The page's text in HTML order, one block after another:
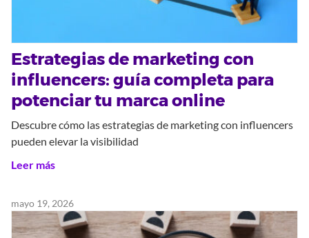
Estrategias de marketing con
influencers: guía completa para
potenciar tu marca online
Descubre cómo las estrategias de marketing con influencers
pueden elevar la visibilidad
Leer más
mayo 19, 2026